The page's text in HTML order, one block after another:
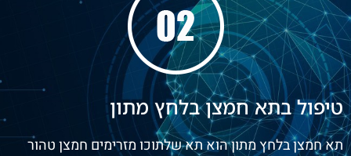
טיפול בתא חמצן בלחץ מתון
תא חמצן בלחץ מתון הוא תא שלתוכו מזרימים חמצן טהור